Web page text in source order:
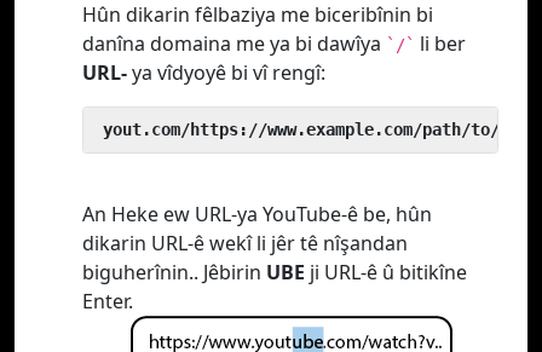
Hûn dikarin fêlbaziya me biceribînin bi
danîna domaina me ya bi dawîya `/` li ber
URL-ya vîdyoyê bi vî rengî:
yout.com/https://www.example.com/path/to/
An Heke ew URL-ya YouTube-ê be, hûn
dikarin URL-ê wekî li jêr tê nîşandan
biguherînin.. Jêbirin UBE ji URL-ê û bitikîne
Enter.